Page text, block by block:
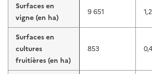
Surfaces en
vigne (en ha)
9 651 1,2
Surfaces en
cultures
fruitières (en ha)
853 0,4